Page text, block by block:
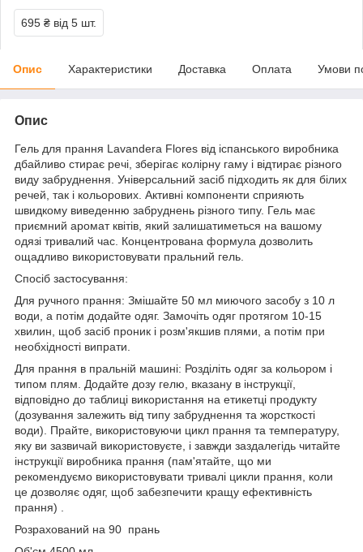
695 ₴ від 5 шт.
Опис Характеристики Доставка Оплата Умови
Опис
Гель для прання Lavandera Flores від іспанського виробника
дбайливо стирає речі, зберігає колірну гаму і відтирає різного
виду забруднення. Універсальний засіб підходить як для білих
речей, так і кольорових. Активні компоненти сприяють
швидкому виведенню забруднень різного типу. Гель має
приємний аромат квітів, який залишатиметься на вашому
одязі тривалий час. Концентрована формула дозволить
ощадливо використовувати пральний гель.
Спосіб застосування:
Для ручного прання: Змішайте 50 мл миючого засобу з 10 л
води, а потім додайте одяг. Замочіть одяг протягом 10-15
хвилин, щоб засіб проник і розм'якшив плями, а потім при
необхідності випрати.
Для прання в пральній машині: Розділіть одяг за кольором і
типом плям. Додайте дозу гелю, вказану в інструкції,
відповідно до таблиці використання на етикетці продукту
(дозування залежить від типу забруднення та жорсткості
води). Прайте, використовуючи цикл прання та температуру,
яку ви зазвичай використовуєте, і завжди заздалегідь читайте
інструкції виробника прання (пам'ятайте, що ми
рекомендуємо використовувати тривалі цикли прання, коли
це дозволяє одяг, щоб забезпечити кращу ефективність
прання) .
Розрахований на 90 прань